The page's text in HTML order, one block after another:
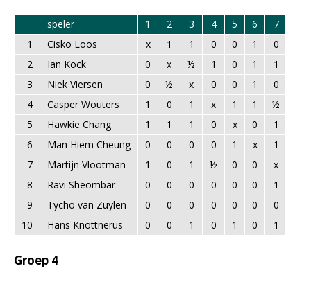
speler 1 2 3 4 5 6 7
1
Cisko Loos x 1 1 0 0 1 0
2
Ian Kock 0 x ½ 1 0 1 1
3
Niek Viersen 0 ½ x 0 0 1 0
4
Casper Wouters 1 0 1 x 1 1 ½
5
Hawkie Chang 1 1 1 0 x 0 1
6
Man Hiem Cheung 0 0 0 0 1 x 1
7
Martijn Vlootman 1 0 1 ½ 0 0 x
8
Ravi Sheombar 0 0 0 0 0 0 1
9
Tycho van Zuylen 0 0 0 0 0 0 0
10
Hans Knottnerus 0 0 1 0 1 0 1
Groep 4